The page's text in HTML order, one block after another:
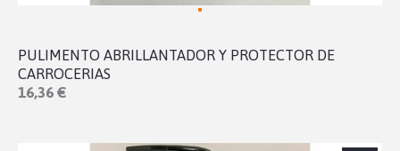
PULIMENTO ABRILLANTADOR Y PROTECTOR DE
CARROCERIAS
16,36 €